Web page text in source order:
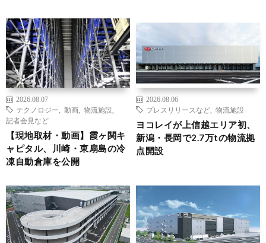
2026.08.07
テクノロジー
動画 物流施設
記者会見など
【現地取材・動画】霞ヶ関キ
ャピタル、川崎・東扇島の冷
凍自動倉庫を公開
2026.08.06
プレスリリースなど
物流施設
ヨコレイが上信越エリア初、
新潟・長岡で2.7万tの物流拠
点開設